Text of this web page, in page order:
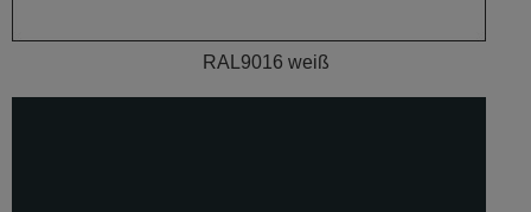
RAL9016 weiß